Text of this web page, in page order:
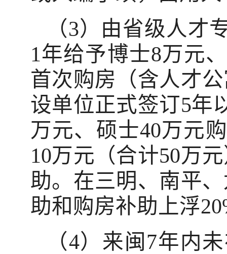
（3）由省级人才
1年给予博士8万元
首次购房（含人才
设单位正式签订5年
万元、硕士40万元
10万元（合计50万
助。在三明、南平
助和购房补助上浮
（4）来闽7年内